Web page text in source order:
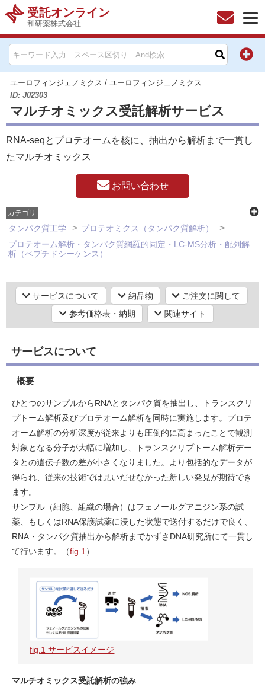
受託オンライン
和研薬株式会社
ユーロフィンジェノミクス / ユーロフィンジェノミクス
ID: J02303
マルチオミックス受託解析サービス
RNA-seqとプロテオームを核に、抽出から解析まで一貫し
たマルチオミックス
お問い合わせ
カテゴリ
タンパク質工学
プロテオミクス（タンパク質解析）
プロテオーム解析・タンパク質網羅的同定・LC-MS分析・配列解
析（ペプチドシーケンス）
次世代シーケンス（NGS）解析【データ解析・その他】
次世代シーケンス解析
シーケンス（塩基配列）解析
RNA-Seq解析・TruSeq（微量）トランスクリプトーム解析
サービスについて 納品物
ご注文に関して
参考価格表・納期
関連サイト
サービスについて
概要
ひとつのサンプルからRNAとタンパク質を抽出し、トランスクリ
プトーム解析及びプロテオーム解析を同時に実施します。プロテ
オーム解析の分析深度が従来よりも圧倒的に高まったことで観測
対象となる分子が大幅に増加し、トランスクリプトーム解析デー
タとの遺伝子数の差が小さくなりました。より包括的なデータが
得られ、従来の技術では見いだせなかった新しい発見が期待でき
ます。
サンプル（細胞、組織の場合）はフェノールグアニジン系の試
薬、もしくはRNA保護試薬に浸した状態で送付するだけで良く、
RNA・タンパク質抽出から解析までかずさDNA研究所にて一貫し
て行います。（fig.1 ）
fig.1 サービスイメージ
マルチオミックス受託解析の強み
HOME
お問い合わせ
お知らせ
キャンペーン情報一覧
メーカー別索引
販売元別索引
ご利用ガイド
研究機器オンライン
ワケンG オンラインショップ
和研薬 ホームページ